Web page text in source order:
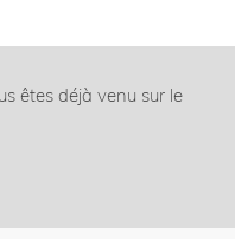
êtes déjà venu sur le